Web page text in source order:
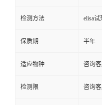
检测方法 elisa试
保质期 半年
适应物种 咨询
检测限 咨询